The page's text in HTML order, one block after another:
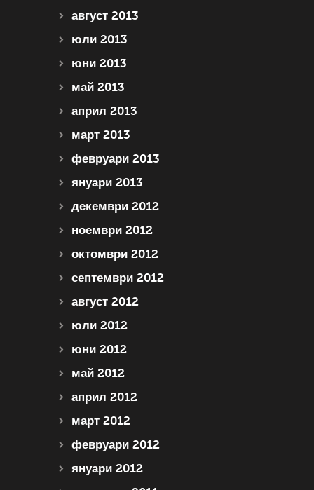
август 2013
юли 2013
юни 2013
май 2013
април 2013
март 2013
февруари 2013
януари 2013
декември 2012
ноември 2012
октомври 2012
септември 2012
август 2012
юли 2012
юни 2012
май 2012
април 2012
март 2012
февруари 2012
януари 2012